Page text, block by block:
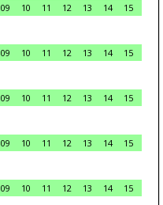
09 10 11 12 13 14
15
09 10 11 12 13 14
15
09 10 11 12 13 14
15
09 10 11 12 13 14
15
09 10 11 12 13 14
15